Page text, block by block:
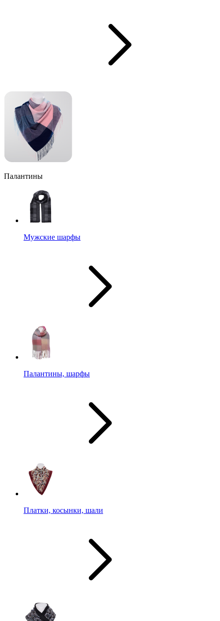
Палантины
Мужские шарфы
Палантины, шарфы
Платки, косынки, шали